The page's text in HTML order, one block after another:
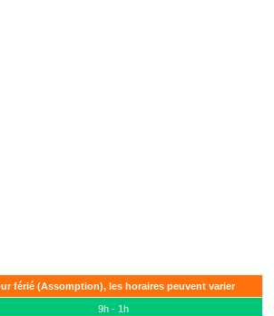
férié (Assomption), les horaires peuvent varier
9h - 1h